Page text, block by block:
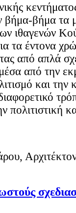
βήμα-βήμα τα
ιθαγενών
τα έντονα
από απλά
από την
και την
πολιτιστική